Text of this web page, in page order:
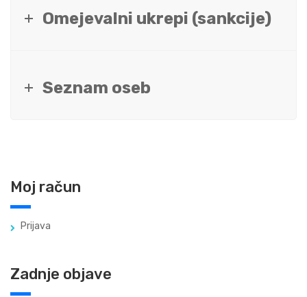
Omejevalni ukrepi (sankcije)
Seznam oseb
Moj račun
Prijava
Zadnje objave